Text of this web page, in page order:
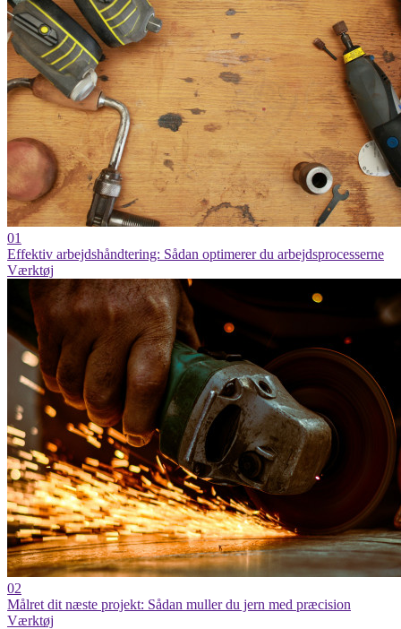
01
Effektiv arbejdshåndtering: Sådan optimerer du arbejdsprocesserne
Værktøj
02
Målret dit næste projekt: Sådan muller du jern med præcision
Værktøj